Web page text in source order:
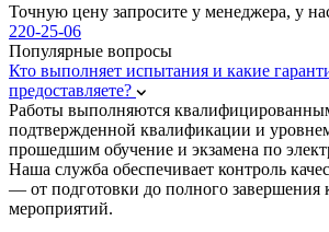
Точную цену запросите у менеджера, у
220-25-06
Популярные вопросы
Кто выполняет испытания и какие
предоставляете?
Работы выполняются
подтвержденной квалификации и
прошедшим обучение и экзамена по
Наша служба обеспечивает контроль
— от подготовки до полного завершения
мероприятий.